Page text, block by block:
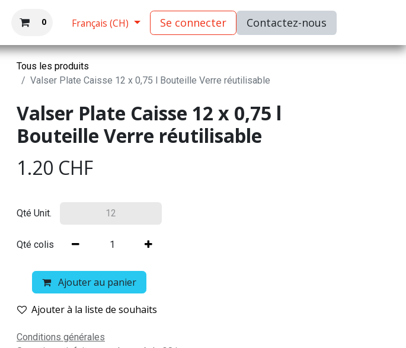
0 Français (CH) Se connecter C​​​​ontactez-nous
Tous les produits
Valser Plate Caisse 12 x 0,75 l Bouteille Verre réutilisable
Valser Plate Caisse 12 x 0,75 l
Bouteille Verre réutilisable
1.20 CHF
Qté Unit.
Qté colis
Ajouter au panier
Ajouter à la liste de souhaits
Conditions générales